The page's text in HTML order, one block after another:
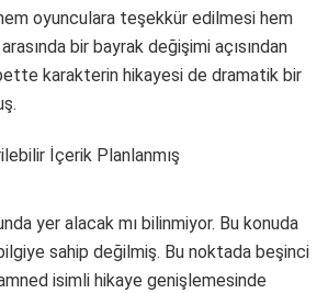
oyunculara teşekkür edilmesi hem
bir bayrak değişimi açısından
karakterin hikayesi de dramatik bir
yer alacak mı bilinmiyor. Bu konuda
sahip değilmiş. Bu noktada beşinci
isimli hikaye genişlemesinde